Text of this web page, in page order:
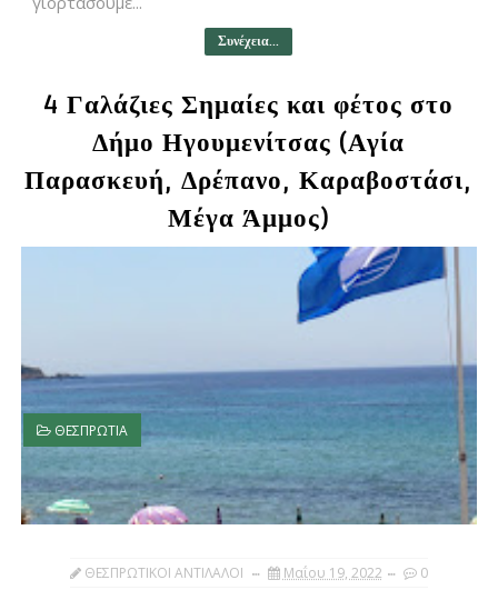
Συνέχεια...
4 Γαλάζιες Σημαίες και φέτος στο
Δήμο Ηγουμενίτσας (Αγία
Παρασκευή, Δρέπανο, Καραβοστάσι,
Μέγα Άμμος)
ΘΕΣΠΡΩΤΙΑ
ΘΕΣΠΡΩΤΙΚΟΙ ΑΝΤΙΛΑΛΟΙ Μαΐου 19, 2022 0